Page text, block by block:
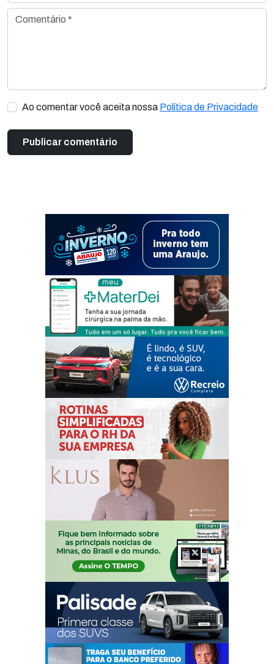
Comentário *
Ao comentar você aceita nossa Política de Privacidade